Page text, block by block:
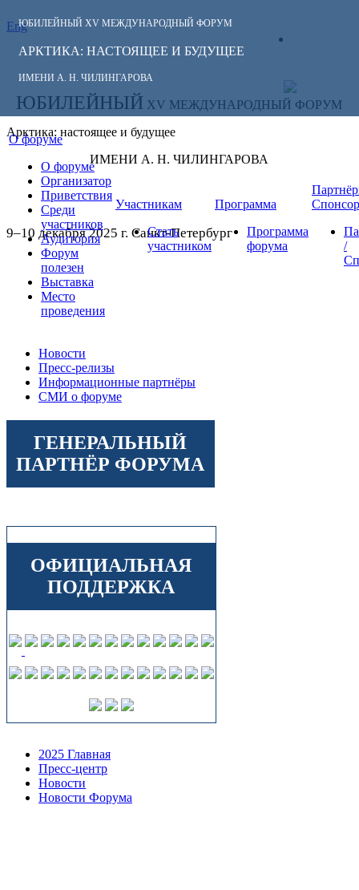
ЮБИЛЕЙНЫЙ XV МЕЖДУНАРОДНЫЙ ФОРУМ
АРКТИКА: НАСТОЯЩЕЕ И БУДУЩЕЕ
ИМЕНИ А. Н. ЧИЛИНГАРОВА
Eng
СЛЕДИТЕ ЗА
НОВОСТЯМИ
ФОРУМА:
ЮБИЛЕЙНЫЙ XV МЕЖДУНАРОДНЫЙ ФОРУМ
Арктика: настоящее и будущее
ИМЕНИ А. Н. ЧИЛИНГАРОВА
9–10 декабря 2025 г. Санкт-Петербург
О форуме
О форуме
Организатор
Приветствия
Среди
участников
Аудитория
Форум
полезен
Выставка
Место
проведения
Участникам
Стать
участником
Программа
Программа
форума
/
Новости
Пресс-релизы
Информационные партнёры
СМИ о форуме
ГЕНЕРАЛЬНЫЙ
ПАРТНЁР ФОРУМА
ОФИЦИАЛЬНАЯ
ПОДДЕРЖКА
2025 Главная
Пресс-центр
Новости
Новости Форума